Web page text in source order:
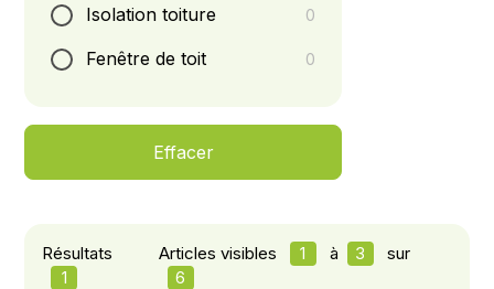
Isolation toiture 0
Fenêtre de toit 0
Effacer
Résultats
1
Articles visibles 1 à 3
sur
6